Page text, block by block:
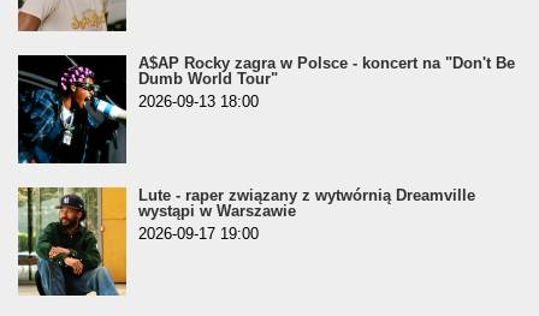
A$AP Rocky zagra w Polsce - koncert na "Don't Be
Dumb World Tour"
2026-09-13 18:00
Lute - raper związany z wytwórnią Dreamville
wystąpi w Warszawie
2026-09-17 19:00